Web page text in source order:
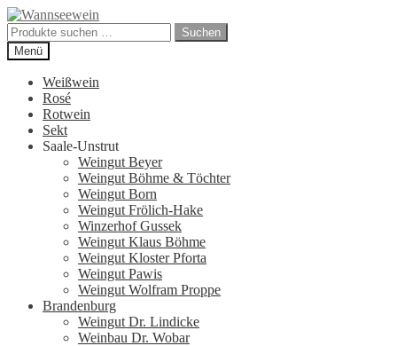
Zur
Navigation
springen
Zum
Inhalt
springen
Suchen
nach:
Suchen
Menü
Weißwein
Rosé
Rotwein
Sekt
Saale-Unstrut
Weingut Beyer
Weingut Böhme & Töchter
Weingut Born
Weingut Frölich-Hake
Winzerhof Gussek
Weingut Klaus Böhme
Weingut Kloster Pforta
Weingut Pawis
Weingut Wolfram Proppe
Brandenburg
Weingut Dr. Lindicke
Weinbau Dr. Wobar